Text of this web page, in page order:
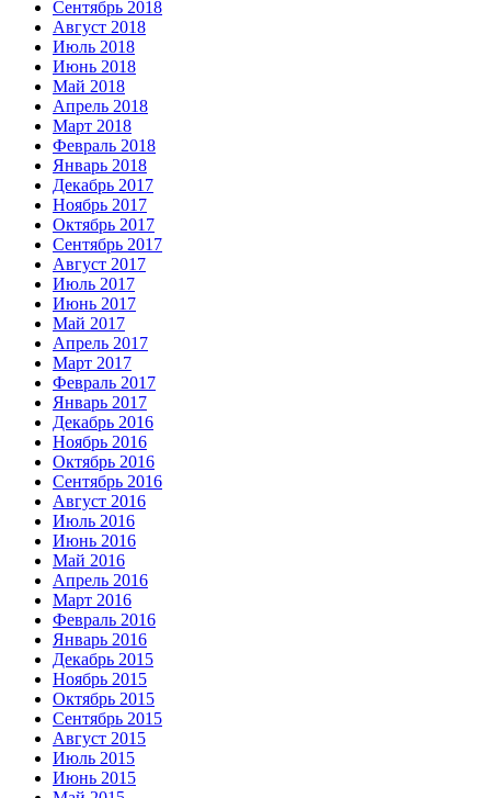
Сентябрь 2018
Август 2018
Июль 2018
Июнь 2018
Май 2018
Апрель 2018
Март 2018
Февраль 2018
Январь 2018
Декабрь 2017
Ноябрь 2017
Октябрь 2017
Сентябрь 2017
Август 2017
Июль 2017
Июнь 2017
Май 2017
Апрель 2017
Март 2017
Февраль 2017
Январь 2017
Декабрь 2016
Ноябрь 2016
Октябрь 2016
Сентябрь 2016
Август 2016
Июль 2016
Июнь 2016
Май 2016
Апрель 2016
Март 2016
Февраль 2016
Январь 2016
Декабрь 2015
Ноябрь 2015
Октябрь 2015
Сентябрь 2015
Август 2015
Июль 2015
Июнь 2015